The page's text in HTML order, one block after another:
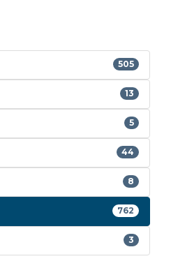
505
13
5
44
8
762
3